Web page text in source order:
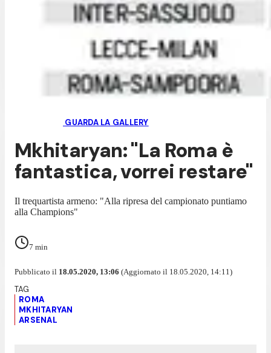
GUARDA LA GALLERY
Mkhitaryan: "La Roma è
fantastica, vorrei restare"
Il trequartista armeno: "Alla ripresa del campionato puntiamo
alla Champions"
7 min
Pubblicato il 18.05.2020, 13:06 (Aggiornato il 18.05.2020, 14:11)
ROMA
MKHITARYAN
ARSENAL